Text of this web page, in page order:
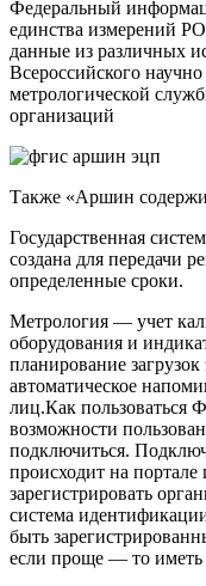
Федеральный
единства измерений
данные из различных
Всероссийского
метрологической
организаций
Также «Аршин
Государственная
создана для передачи
определенные сроки.
Метрология — учет
оборудования и
планирование
автоматическое
лиц.Как
возможности
подключиться.
происходит на портале
зарегистрировать
система
быть
если проще — то иметь